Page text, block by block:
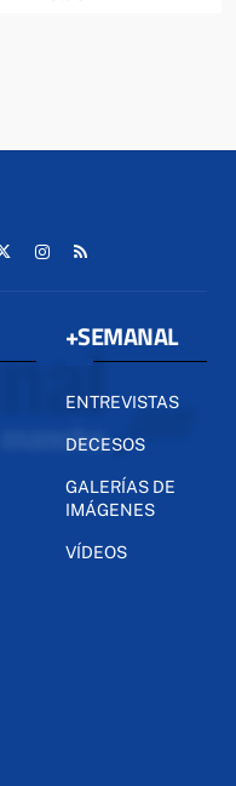
+SEMANAL
ENTREVISTAS
DECESOS
GALERÍAS DE
IMÁGENES
VÍDEOS